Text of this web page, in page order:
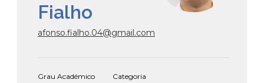
Fialho
afonso.fialho.04@gmail.com
Grau Académico Categoria